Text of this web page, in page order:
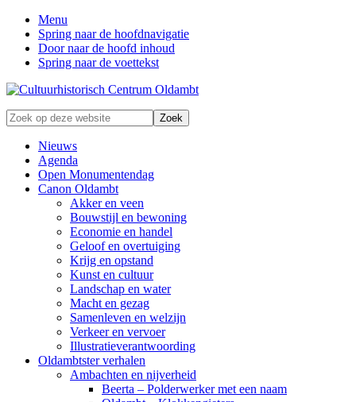
Menu
Spring naar de hoofdnavigatie
Door naar de hoofd inhoud
Spring naar de voettekst
Zonder
verleden
geen
toekomst
Zoek
op
deze
website
Nieuws
Agenda
Open Monumentendag
Canon Oldambt
Akker en veen
Bouwstijl en bewoning
Economie en handel
Geloof en overtuiging
Krijg en opstand
Kunst en cultuur
Landschap en water
Macht en gezag
Samenleven en welzijn
Verkeer en vervoer
Illustratieverantwoording
Oldambtster verhalen
Ambachten en nijverheid
Beerta – Polderwerker met een naam